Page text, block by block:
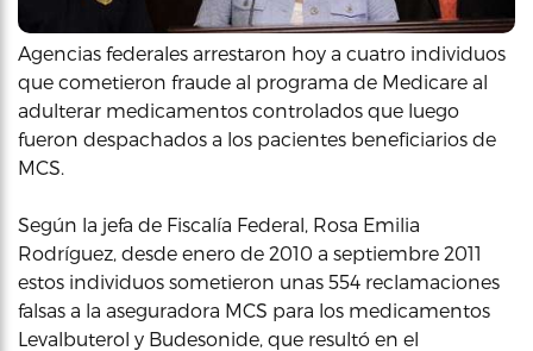
Agencias federales arrestaron hoy a cuatro individuos
que cometieron fraude al programa de Medicare al
adulterar medicamentos controlados que luego
fueron despachados a los pacientes beneficiarios de
MCS.
Según la jefa de Fiscalía Federal, Rosa Emilia
Rodríguez, desde enero de 2010 a septiembre 2011
estos individuos sometieron unas 554 reclamaciones
falsas a la aseguradora MCS para los medicamentos
Levalbuterol y Budesonide, que resultó en el